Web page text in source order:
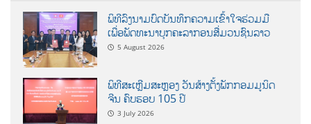
ພິທີລົງນາມບົດບັນທຶກຄວາມເຂົ້າໃຈຮ່ວມມື
ເພື່ອພັດທະນາບຸກຄະລາກອນສື່ມວນຊົນລາວ
5 August 2026
ພິທີສະເຫຼີມສະຫຼອງ ວັນສ້າງຕັ້ງພັກກອມມູນິດ
ຈີນ ຄົບຮອບ 105 ປີ
3 July 2026